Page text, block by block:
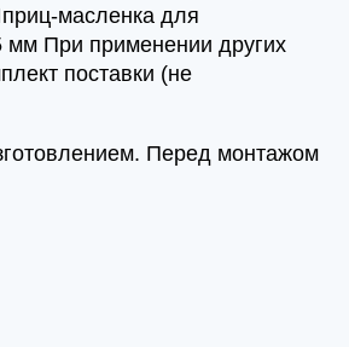
масленка для
мм При применении других
поставки (не
Перед монтажом